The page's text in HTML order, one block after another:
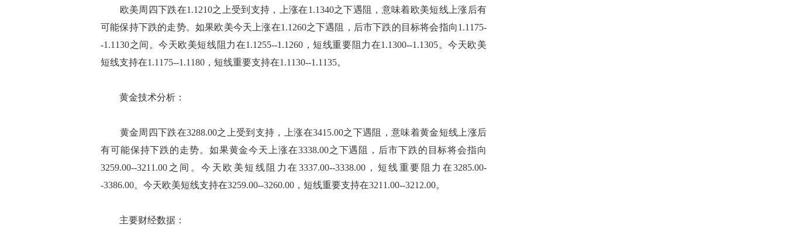
欧美周四下跌在1.1210之上受到支持，上涨在1.1340之下遇阻，意味着欧美短线上涨后有
可能保持下跌的走势。如果欧美今天上涨在1.1260之下遇阻，后市下跌的目标将会指向1.1175-
-1.1130之间。今天欧美短线阻力在1.1255--1.1260，短线重要阻力在1.1300--1.1305。今天欧美
短线支持在1.1175--1.1180，短线重要支持在1.1130--1.1135。
黄金技术分析：
黄金周四下跌在3288.00之上受到支持，上涨在3415.00之下遇阻，意味着黄金短线上涨后
有可能保持下跌的走势。如果黄金今天上涨在3338.00之下遇阻，后市下跌的目标将会指向
3259.00--3211.00之间。今天欧美短线阻力在3337.00--3338.00，短线重要阻力在3285.00-
-3386.00。今天欧美短线支持在3259.00--3260.00，短线重要支持在3211.00--3212.00。
主要财经数据：